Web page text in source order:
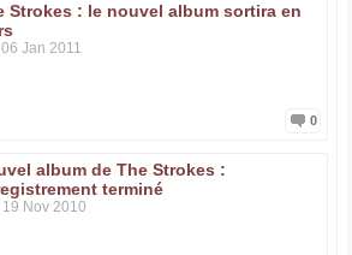
Strokes : le nouvel album sortira en
Jan 2011
0
album de The Strokes :
terminé
19 Nov 2010